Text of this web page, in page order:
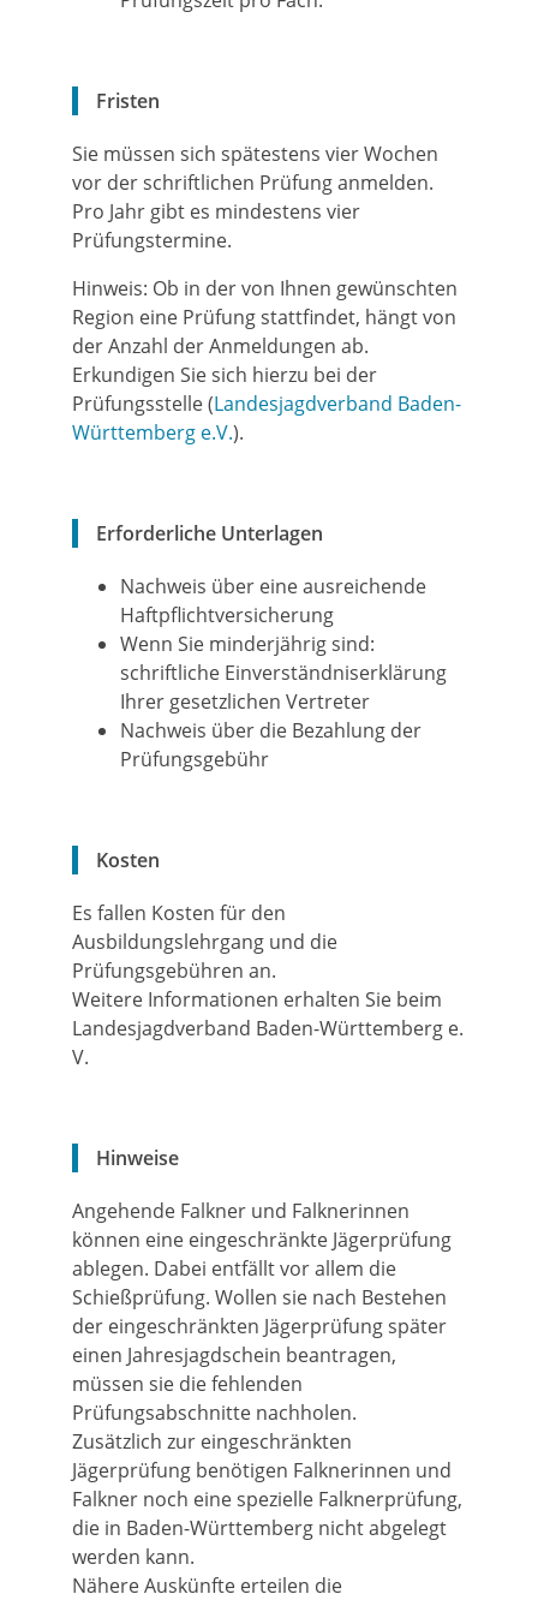
Fristen
Sie müssen sich spätestens vier Wochen
vor der schriftlichen Prüfung anmelden.
Pro Jahr gibt es mindestens vier
Prüfungstermine.
Hinweis: Ob in der von Ihnen gewünschten
Region eine Prüfung stattfindet, hängt von
der Anzahl der Anmeldungen ab.
Erkundigen Sie sich hierzu bei der
Prüfungsstelle (Landesjagdverband Baden-
Württemberg e.V.).
Erforderliche Unterlagen
Nachweis über eine ausreichende
Haftpflichtversicherung
Wenn Sie minderjährig sind:
schriftliche Einverständniserklärung
Ihrer gesetzlichen Vertreter
Nachweis über die Bezahlung der
Prüfungsgebühr
Kosten
Es fallen Kosten für den
Ausbildungslehrgang und die
Prüfungsgebühren an.
Weitere Informationen erhalten Sie beim
Landesjagdverband Baden-Württemberg e.
V.
Hinweise
Angehende Falkner und Falknerinnen
können eine eingeschränkte Jägerprüfung
ablegen. Dabei entfällt vor allem die
Schießprüfung. Wollen sie nach Bestehen
der eingeschränkten Jägerprüfung später
einen Jahresjagdschein beantragen,
müssen sie die fehlenden
Prüfungsabschnitte nachholen.
Zusätzlich zur eingeschränkten
Jägerprüfung benötigen Falknerinnen und
Falkner noch eine spezielle Falknerprüfung,
die in Baden-Württemberg nicht abgelegt
werden kann.
Nähere Auskünfte erteilen die